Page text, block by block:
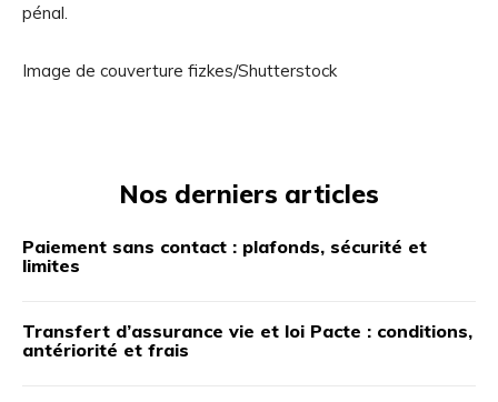
pénal.
Image de couverture fizkes/Shutterstock
Nos derniers articles
Paiement sans contact : plafonds, sécurité et
limites
Transfert d’assurance vie et loi Pacte : conditions,
antériorité et frais